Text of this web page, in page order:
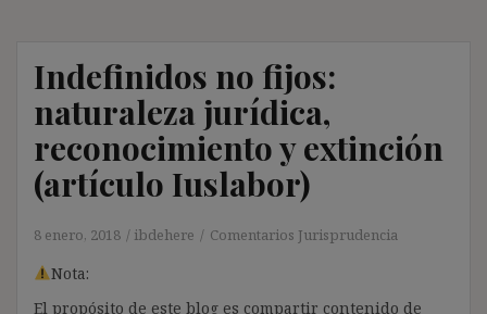
Indefinidos no fijos:
naturaleza jurídica,
reconocimiento y extinción
(artículo Iuslabor)
8 enero, 2018 ibdehere Comentarios Jurisprudencia
Nota:
El propósito de este blog es compartir contenido de